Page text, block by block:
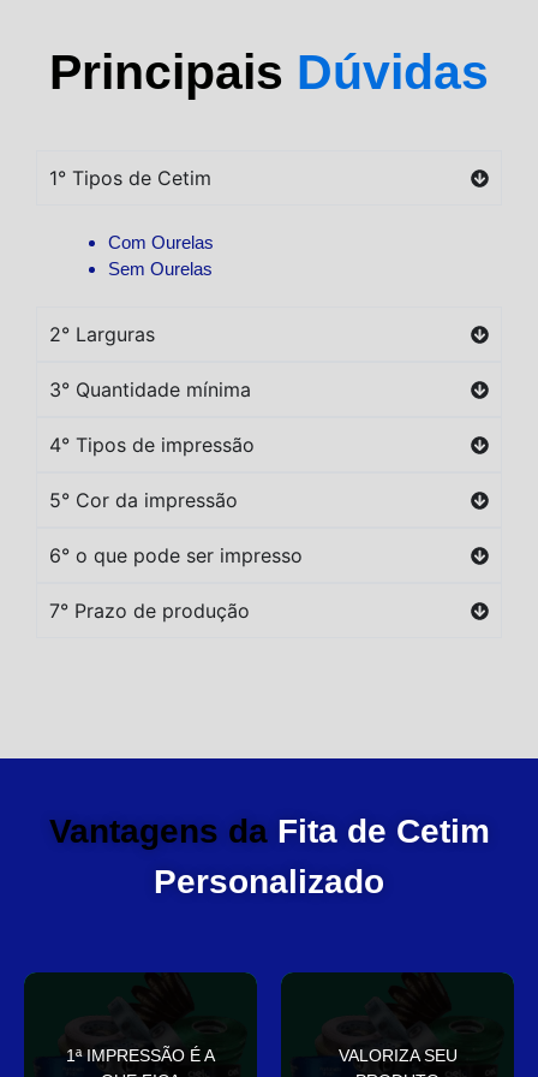
Principais Dúvidas
1° Tipos de Cetim
Com Ourelas
Sem Ourelas
2° Larguras
3° Quantidade mínima
4° Tipos de impressão
5° Cor da impressão
6° o que pode ser impresso
7° Prazo de produção
Vantagens da Fita de Cetim
Personalizado
1ª IMPRESSÃO É A
Sua embalagem fala por
você
VALORIZA SEU
que deixa sua embalagem
elegante